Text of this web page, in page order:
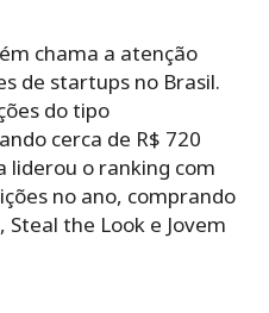
chama a atenção
de startups no Brasil.
do tipo
cerca de R$ 720
liderou o ranking com
no ano, comprando
the Look e Jovem